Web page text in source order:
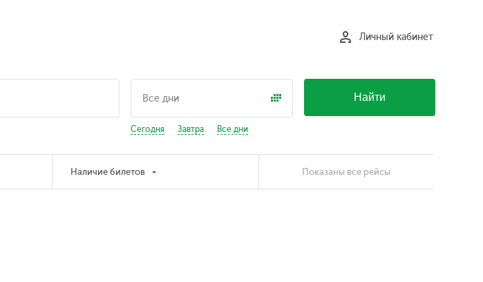
Личный кабинет
Сегодня Завтра Все дни
Найти
Наличие билетов Показаны все рейсы